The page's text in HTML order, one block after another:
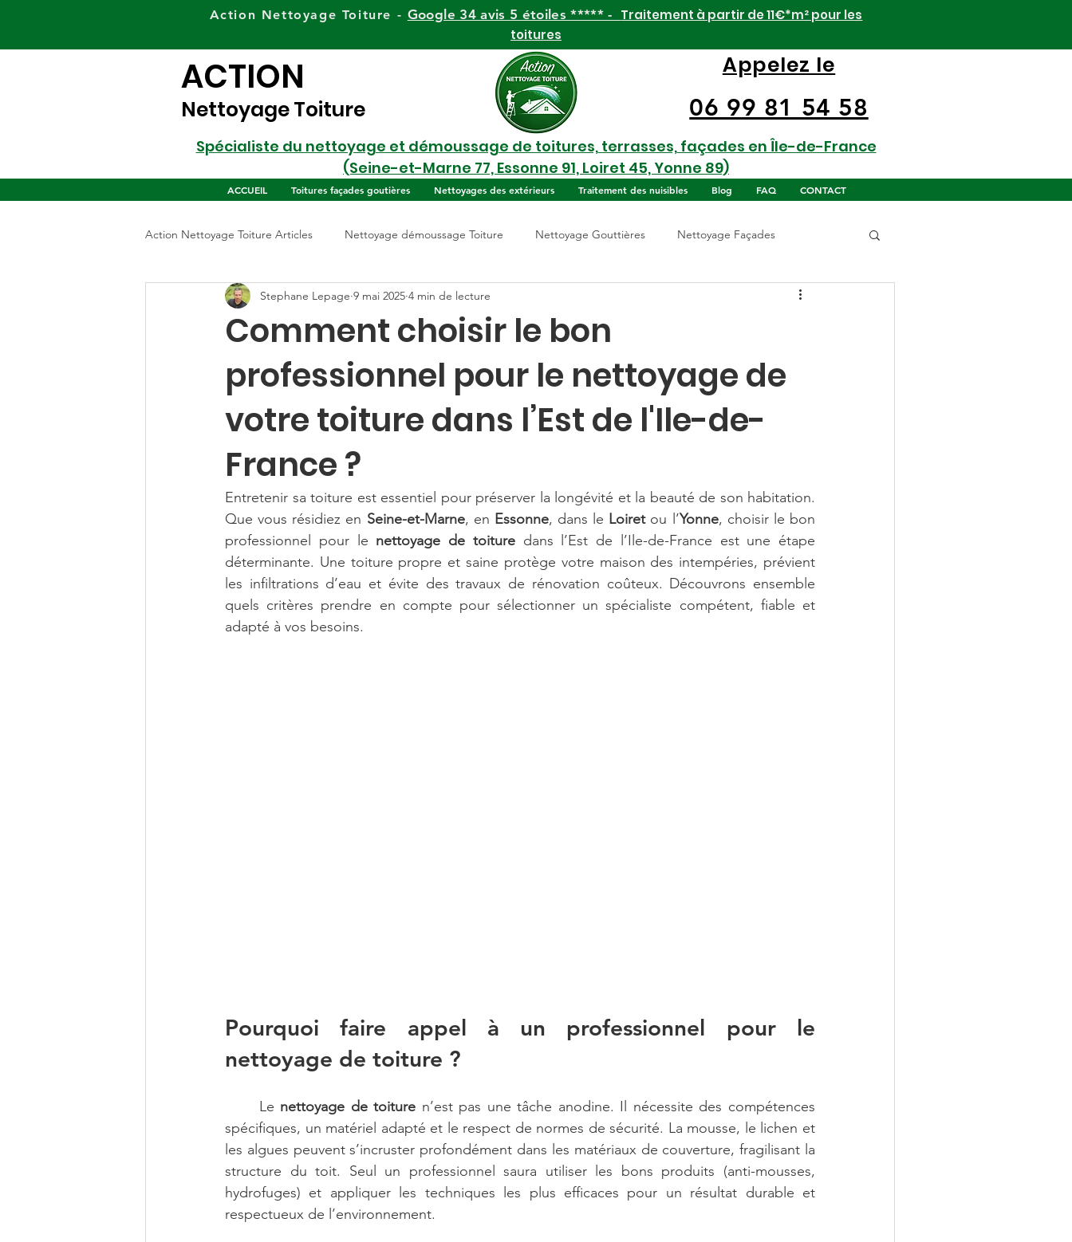
Action Nettoyage Toiture - Google 34 avis 5 étoiles ***** - Traitement à partir de 11€*m² pour les
toitures
ACTION
Nettoyage Toiture
Appelez le
06 99 81 54 58
Spécialiste du nettoyage et démoussage de toitures, terrasses, façades en Île-de-France
(Seine-et-Marne 77, Essonne 91, Loiret 45, Yonne 89)
ACCUEIL Toitures façades goutières Nettoyages des extérieurs Traitement des nuisibles Blog FAQ CONTACT
Action Nettoyage Toiture Articles Nettoyage démoussage Toiture Nettoyage Gouttières Nettoyage Façades
Comment choisir le bon
professionnel pour le nettoyage de
votre toiture dans l’Est de l'Ile-de-
France ?
Stephane Lepage 9 mai 2025 4 min de lecture
Entretenir sa toiture est essentiel pour préserver la longévité et la beauté de son habitation.
Que vous résidiez en Seine-et-Marne, en Essonne, dans le Loiret ou l’Yonne, choisir le bon
professionnel pour le nettoyage de toiture dans l’Est de l’Ile-de-France est une étape
déterminante. Une toiture propre et saine protège votre maison des intempéries, prévient
les infiltrations d’eau et évite des travaux de rénovation coûteux. Découvrons ensemble
quels critères prendre en compte pour sélectionner un spécialiste compétent, fiable et
adapté à vos besoins.
Pourquoi faire appel à un professionnel pour le
nettoyage de toiture ?
	Le
nettoyage de toiture n’est pas une tâche anodine. Il nécessite des compétences
spécifiques, un matériel adapté et le respect de normes de sécurité. La mousse, le lichen et
les algues peuvent s’incruster profondément dans les matériaux de couverture, fragilisant la
structure du toit. Seul un professionnel saura utiliser les bons produits (anti-mousses,
hydrofuges) et appliquer les techniques les plus efficaces pour un résultat durable et
respectueux de l’environnement.